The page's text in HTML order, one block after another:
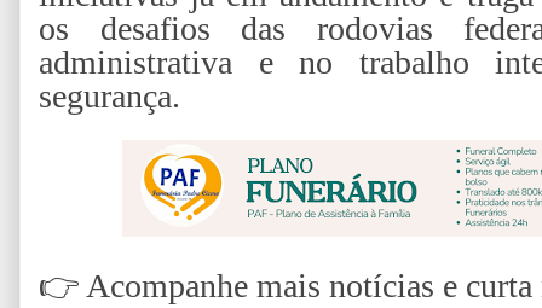
os desafios das rodovias
administrativa e no trabalho
segurança.
👉 Acompanhe mais notícias e curta